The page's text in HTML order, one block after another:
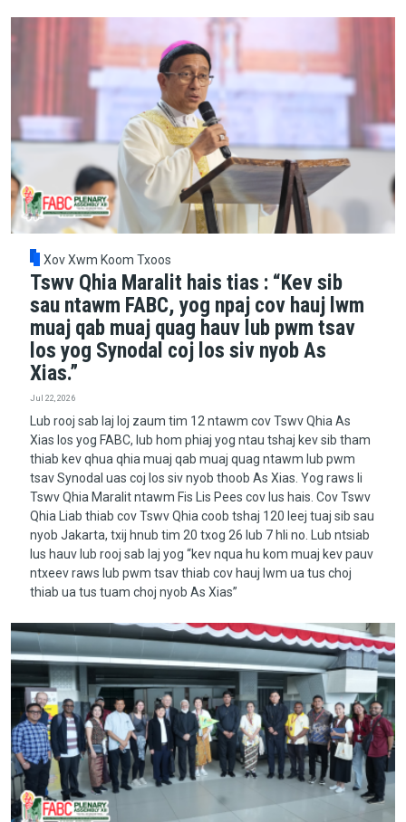
Xov Xwm Koom Txoos
Tswv Qhia Maralit hais tias : “Kev sib
sau ntawm FABC, yog npaj cov hauj lwm
muaj qab muaj quag hauv lub pwm tsav
los yog Synodal coj los siv nyob As
Xias.”
Jul 22, 2026
Lub rooj sab laj loj zaum tim 12 ntawm cov Tswv Qhia As
Xias los yog FABC, lub hom phiaj yog ntau tshaj kev sib tham
thiab kev qhua qhia muaj qab muaj quag ntawm lub pwm
tsav Synodal uas coj los siv nyob thoob As Xias. Yog raws li
Tswv Qhia Maralit ntawm Fis Lis Pees cov lus hais. Cov Tswv
Qhia Liab thiab cov Tswv Qhia coob tshaj 120 leej tuaj sib sau
nyob Jakarta, txij hnub tim 20 txog 26 lub 7 hli no. Lub ntsiab
lus hauv lub rooj sab laj yog “kev nqua hu kom muaj kev pauv
ntxeev raws lub pwm tsav thiab cov hauj lwm ua tus choj
thiab ua tus tuam choj nyob As Xias”